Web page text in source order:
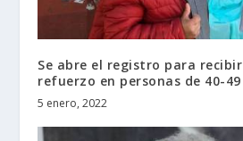
Se abre el registro para
refuerzo en personas de 40-
5 enero, 2022